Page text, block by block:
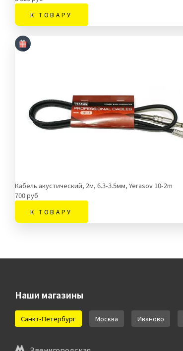
К ТОВАРУ
Кабель акустический, 2м, 6.3-3.5мм, Yerasov 10-2m
700 руб
К ТОВАРУ
Наши магазины
Санкт-Петербург Москва Иваново